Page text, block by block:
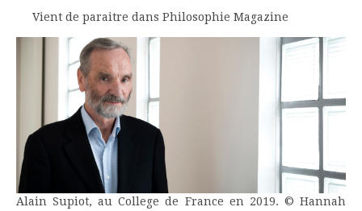
Vient de paraitre dans Philosophie Magazine
Alain Supiot, au College de France en 2019. © Hannah